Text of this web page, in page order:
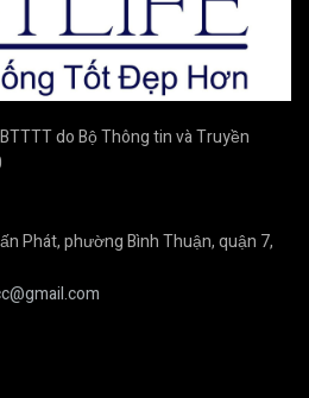
do Bộ Thông tin và Truyền
Phát, phường Bình Thuận, quận 7,